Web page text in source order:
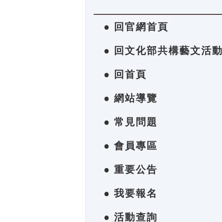
● 回官網首頁
● 回文化部共構藝文活
● 回首頁
● 網站導覽
● 常見問題
● 會員專區
● 重要公告
● 我要報名
● 活動查詢